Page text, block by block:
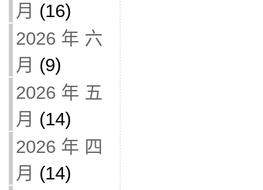
月 (16)
2026 年 六
月 (9)
2026 年 五
月 (14)
2026 年 四
月 (14)